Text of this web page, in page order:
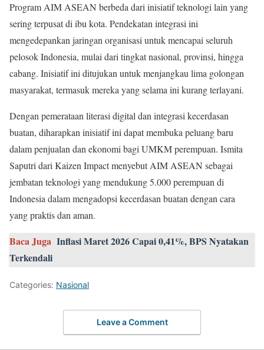
Program AIM ASEAN berbeda dari inisiatif teknologi lain yang
sering terpusat di ibu kota. Pendekatan integrasi ini
mengedepankan jaringan organisasi untuk mencapai seluruh
pelosok Indonesia, mulai dari tingkat nasional, provinsi, hingga
cabang. Inisiatif ini ditujukan untuk menjangkau lima golongan
masyarakat, termasuk mereka yang selama ini kurang terlayani.
Dengan pemerataan literasi digital dan integrasi kecerdasan
buatan, diharapkan inisiatif ini dapat membuka peluang baru
dalam penjualan dan ekonomi bagi UMKM perempuan. Ismita
Saputri dari Kaizen Impact menyebut AIM ASEAN sebagai
jembatan teknologi yang mendukung 5.000 perempuan di
Indonesia dalam mengadopsi kecerdasan buatan dengan cara
yang praktis dan aman.
Baca Juga Inflasi Maret 2026 Capai 0,41%, BPS Nyatakan
Terkendali
Categories: Nasional
Leave a Comment